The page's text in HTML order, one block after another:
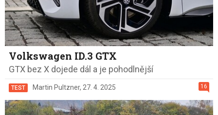
Volkswagen ID.3 GTX
GTX bez X dojede dál a je pohodlnější
16
TEST Martin Pultzner, 27. 4. 2025